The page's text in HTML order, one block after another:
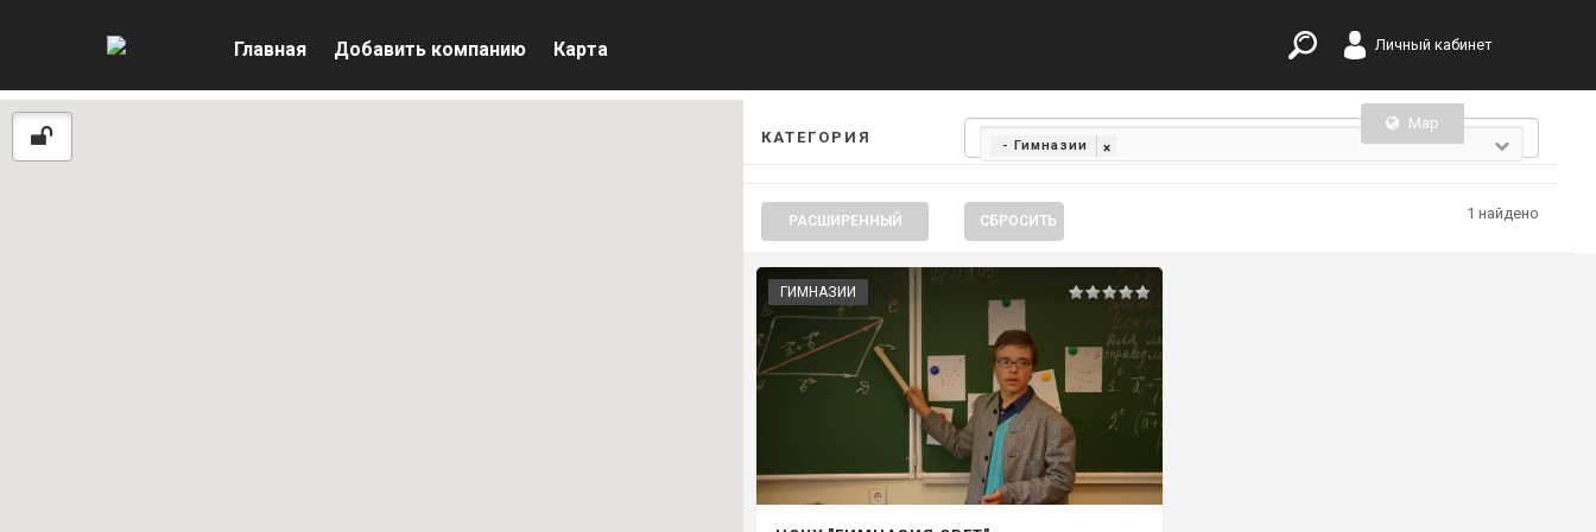
Главная Добавить компанию Карта Личный кабинет
Map
List
КАТЕГОРИЯ
- Гимназии ×
РАСШИРЕННЫЙ СБРОСИТЬ 1 найдено
ГИМНАЗИИ